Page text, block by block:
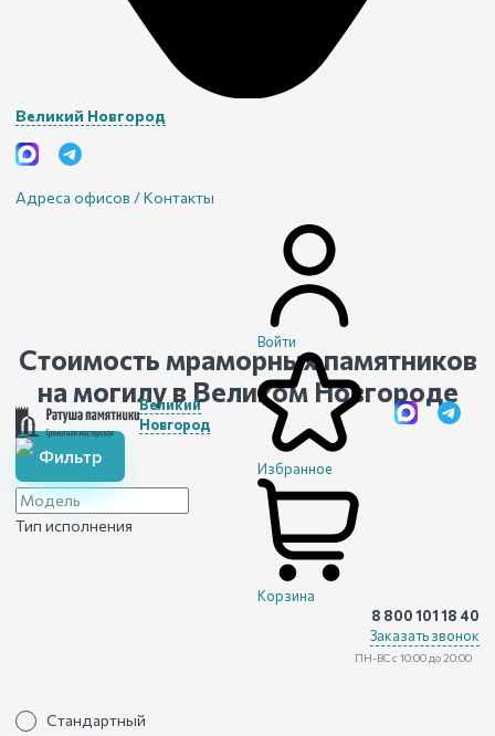
Великий Новгород
Адреса офисов / Контакты
Великий
Новгород
Войти
Избранное
Корзина
8 800 101 18 40
Заказать звонок
ПН-ВС с 10:00 до 20:00
Стоимость мраморных памятников
на могилу в Великом Новгороде
Фильтр
Тип исполнения
Стандартный